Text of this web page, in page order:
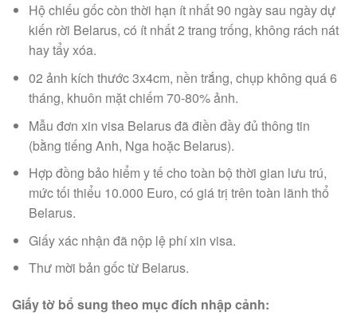
Hộ chiếu gốc còn thời hạn ít nhất 90 ngày sau ngày dự
kiến rời Belarus, có ít nhất 2 trang trống, không rách nát
hay tẩy xóa.
02 ảnh kích thước 3x4cm, nền trắng, chụp không quá 6
tháng, khuôn mặt chiếm 70-80% ảnh.
Mẫu đơn xin visa Belarus đã điền đầy đủ thông tin
(bằng tiếng Anh, Nga hoặc Belarus).
Hợp đồng bảo hiểm y tế cho toàn bộ thời gian lưu trú,
mức tối thiểu 10.000 Euro, có giá trị trên toàn lãnh thổ
Belarus.
Giấy xác nhận đã nộp lệ phí xin visa.
Thư mời bản gốc từ Belarus.
Giấy tờ bổ sung theo mục đích nhập cảnh: